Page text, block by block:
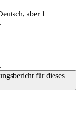
aber 1
für dieses